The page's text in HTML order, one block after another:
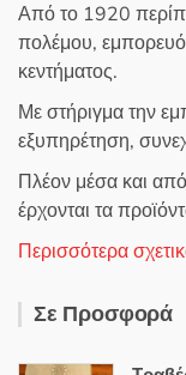
Από το 1920
πολέμου,
κεντήματος.
Με στήριγμα την
εξυπηρέτηση,
Πλέον μέσα και
έρχονται τα
Περισσότερα
Σε Προσφορά